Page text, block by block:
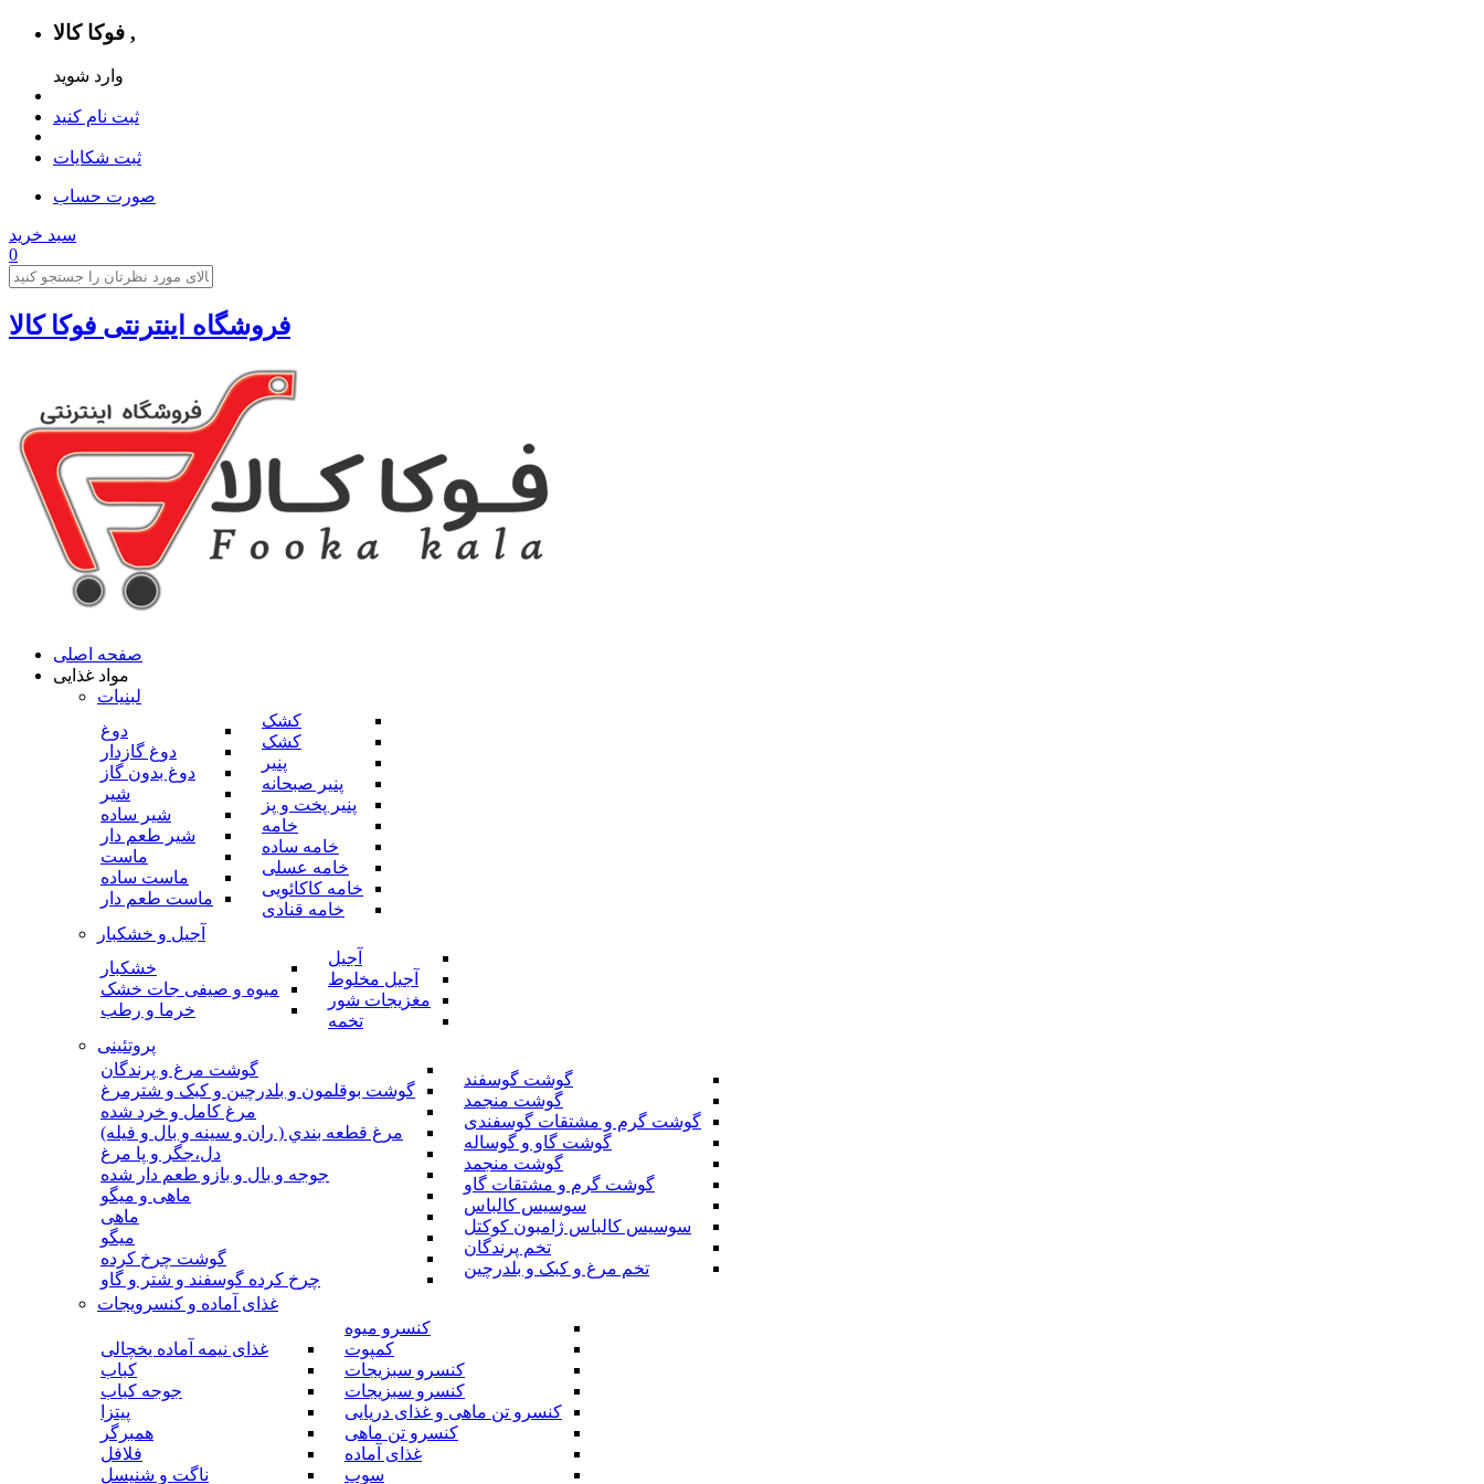
فوکا کالا ,
وارد شوید
ثبت نام کنید
ثبت شکایات
صورت حساب
سبد خرید
0
فروشگاه اینترنتی فوکا کالا
صفحه اصلی
مواد غذایی
لبنیات
کشک
کشک
پنیر
پنیر صبحانه
پنیر پخت و پز
خامه
خامه ساده
خامه عسلی
خامه کاکائویی
خامه قنادی
دوغ
دوغ گازدار
دوغ بدون گاز
شیر
شیر ساده
شیر طعم دار
ماست
ماست ساده
ماست طعم دار
آجیل و خشکبار
آجیل
آجیل مخلوط
مغزیجات شور
تخمه
خشکبار
میوه و صیفی جات خشک
خرما و رطب
پروتئینی
گوشت گوسفند
گوشت منجمد
گوشت گرم و مشتقات گوسفندی
گوشت گاو و گوساله
گوشت منجمد
گوشت گرم و مشتقات گاو
سوسیس کالباس
سوسیس کالباس ژامبون کوکتل
تخم پرندگان
تخم مرغ و کبک و بلدرچین
گوشت مرغ و پرندگان
گوشت بوقلمون و بلدرچین و کبک و شترمرغ
مرغ کامل و خرد شده
مرغ قطعه بندي ( ران و سينه و بال و فيله)
دل،جگر و پا مرغ
جوجه و بال و بازو طعم دار شده
ماهی و میگو
ماهی
میگو
گوشت چرخ کرده
چرخ کرده گوسفند و شتر و گاو
غذای آماده و کنسرویجات
کنسرو میوه
کمپوت
کنسرو سبزیجات
کنسرو سبزیجات
کنسرو تن ماهی و غذای دریایی
کنسرو تن ماهی
غذای آماده
سوپ
غذای نیمه آماده یخچالی
کباب
جوجه کباب
پیتزا
همبرگر
فلافل
ناگت و شنیسل